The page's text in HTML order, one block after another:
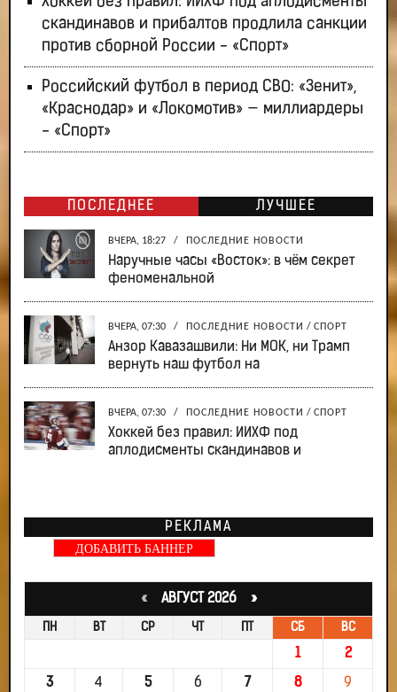
скандинавов и прибалтов продлила санкции
против сборной России - «Спорт»
Российский футбол в период СВО: «Зенит»,
«Краснодар» и «Локомотив» — миллиардеры
- «Спорт»
ПОСЛЕДНЕЕ ЛУЧШЕЕ
ВЧЕРА, 18:27 / ПОСЛЕДНИЕ НОВОСТИ
Наручные часы «Восток»: в чём секрет
феноменальной
ВЧЕРА, 07:30 / ПОСЛЕДНИЕ НОВОСТИ / СПОРТ
Анзор Кавазашвили: Ни МОК, ни Трамп
вернуть наш футбол на
ВЧЕРА, 07:30 / ПОСЛЕДНИЕ НОВОСТИ / СПОРТ
Хоккей без правил: ИИХФ под
аплодисменты скандинавов и
РЕКЛАМА
ДОБАВИТЬ БАННЕР
«АВГУСТ 2026 »
ПН ВТ СР ЧТ СБ ВС
1 2
3 4 5 6 7 8 9